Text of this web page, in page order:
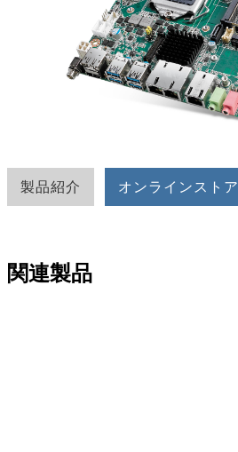
製品紹介 オンラインストア
関連製品